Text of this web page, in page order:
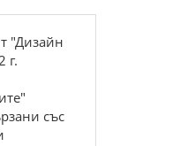
"Дизайн
г.
със